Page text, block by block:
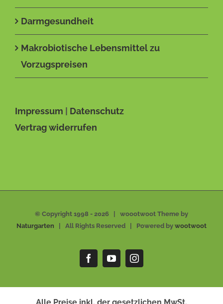
Darmgesundheit
Makrobiotische Lebensmittel zu
Vorzugspreisen
Impressum
Datenschutz
Vertrag widerrufen
© Copyright 1998 - 2026 | woootwoot Theme by
Naturgarten | All Rights Reserved | Powered by wootwoot
FacebookYouTubeInstagram